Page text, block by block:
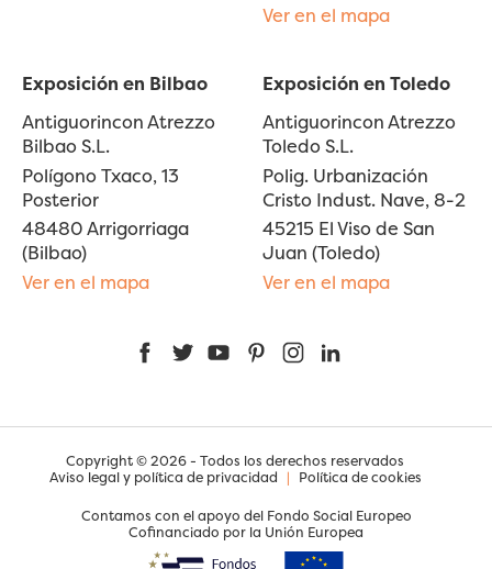
Ver en el mapa
Exposición en Bilbao
Antiguorincon Atrezzo
Bilbao S.L.
Polígono Txaco, 13
Posterior
48480 Arrigorriaga
(Bilbao)
Ver en el mapa
Exposición en Toledo
Antiguorincon Atrezzo
Toledo S.L.
Polig. Urbanización
Cristo Indust. Nave, 8-2
45215 El Viso de San
Juan (Toledo)
Ver en el mapa
FacebookTwitterYouTubePinterestInstagram
Copyright © 2026 - Todos los derechos reservados
Aviso legal y política de privacidad | Política de cookies
Contamos con el apoyo del Fondo Social Europeo
Cofinanciado por la Unión Europea